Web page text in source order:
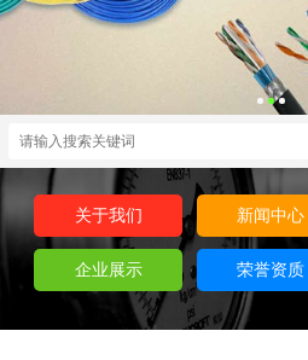
关于我们 新闻中心
企业展示 荣誉资质